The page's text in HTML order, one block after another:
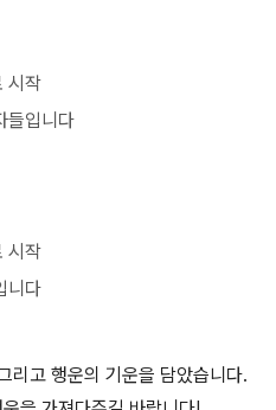
시작
들입니다
시작
니다
리고 행운의 기운을 담았습니다.